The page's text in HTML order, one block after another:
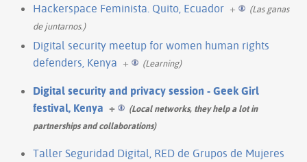
Hackerspace Feminista. Quito, Ecuador +
(Las ganas
de juntarnos.)
Digital security meetup for women human rights
defenders, Kenya + (Learning)
Digital security and privacy session - Geek Girl
festival, Kenya +
(Local networks, they help a lot in
partnerships and collaborations)
Taller Seguridad Digital, RED de Grupos de Mujeres